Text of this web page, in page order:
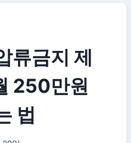
류금지 제
250만원
법